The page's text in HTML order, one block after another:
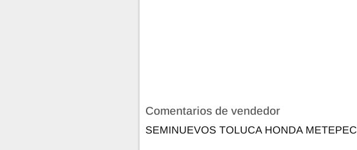
Comentarios de vendedor
SEMINUEVOS TOLUCA HONDA METEPEC